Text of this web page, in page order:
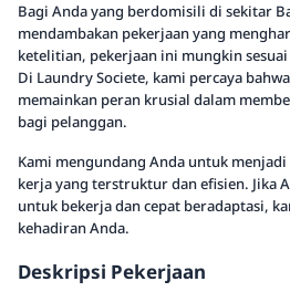
Bagi Anda yang berdomisili di sekitar
mendambakan pekerjaan yang
ketelitian, pekerjaan ini mungkin
Di Laundry Societe, kami percaya
memainkan peran krusial dalam
bagi pelanggan.
Kami mengundang Anda untuk
kerja yang terstruktur dan efisien. Jika
untuk bekerja dan cepat beradaptasi,
kehadiran Anda.
Deskripsi Pekerjaan